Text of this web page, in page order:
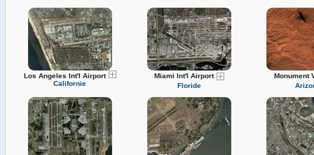
Los Angeles Int'l Airport
Californie
Miami Int'l Airport
Floride
Monument